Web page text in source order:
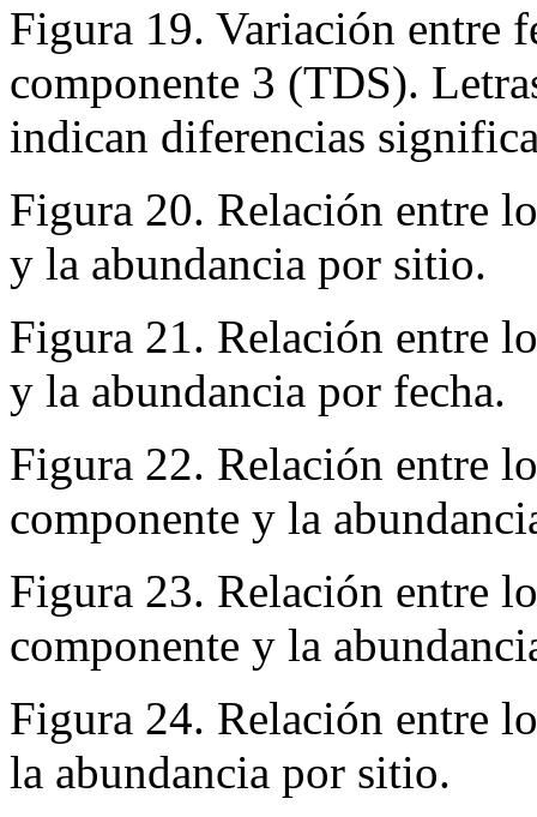
Figura 19. Variación entre
componente 3 (TDS).
indican diferencias
Figura 20. Relación entre
y la abundancia por sitio.
Figura 21. Relación entre
y la abundancia por fecha.
Figura 22. Relación entre
componente y la
Figura 23. Relación entre
componente y la
Figura 24. Relación entre
la abundancia por sitio.